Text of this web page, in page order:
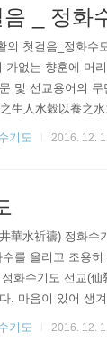
_ 정화
의 첫걸음_정화
없는 향훈에 머
및 선교용어의
生人水穀以養之
處江河中滲來者
기도 2016. 12.
華水祈禱) 정화
를 올리고 조용
화수기도 선교(
. 마음이 있어 생
정화시키며 본
기도 2016. 12.